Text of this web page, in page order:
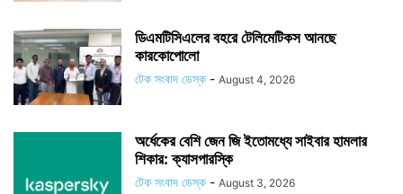
ডিএমটিসিএলের বহরে টেলিমেটিকস আনছে
কারকোপোলো
টেক সংবাদ ডেস্ক - August 4, 2026
অর্ধেকের বেশি জেন জি ইতোমধ্যে সাইবার হামলার
শিকার: ক্যাসপারস্কি
টেক সংবাদ ডেস্ক - August 3, 2026